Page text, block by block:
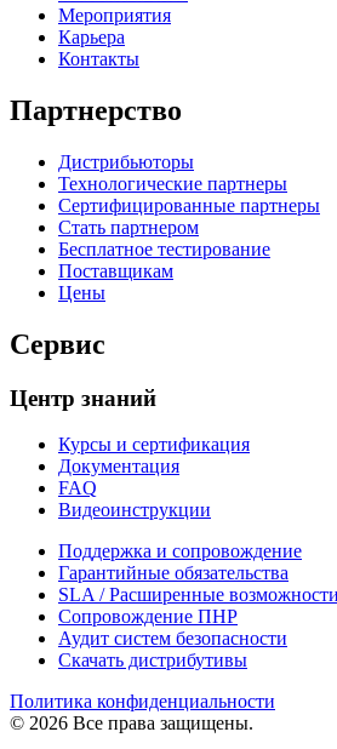
Мероприятия
Карьера
Контакты
Партнерство
Дистрибьюторы
Технологические партнеры
Сертифицированные партнеры
Стать партнером
Бесплатное тестирование
Поставщикам
Цены
Сервис
Центр знаний
Курсы и сертификация
Документация
FAQ
Видеоинструкции
Поддержка и сопровождение
Гарантийные обязательства
SLA / Расширенные возможности
Сопровождение ПНР
Аудит систем безопасности
Скачать дистрибутивы
Политика конфиденциальности
© 2026 Все права защищены.